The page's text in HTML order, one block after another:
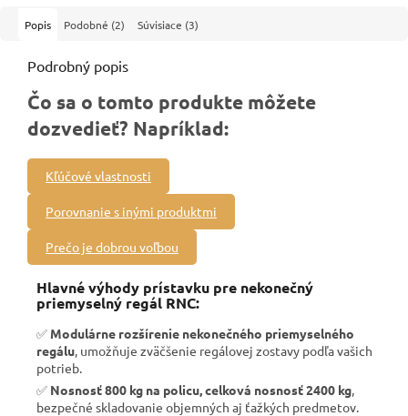
Popis Podobné (2) Súvisiace (3)
Podrobný popis
Čo sa o tomto produkte môžete
dozvedieť? Napríklad:
Kľúčové vlastnosti
Porovnanie s inými produktmi
Prečo je dobrou voľbou
Hlavné výhody prístavku pre nekonečný
priemyselný regál RNC:
✅ Modulárne rozšírenie nekonečného priemyselného
regálu , umožňuje zväčšenie regálovej zostavy podľa vašich
potrieb.
✅ Nosnosť 800 kg na policu, celková nosnosť 2400 kg
bezpečné skladovanie objemných aj ťažkých predmetov.